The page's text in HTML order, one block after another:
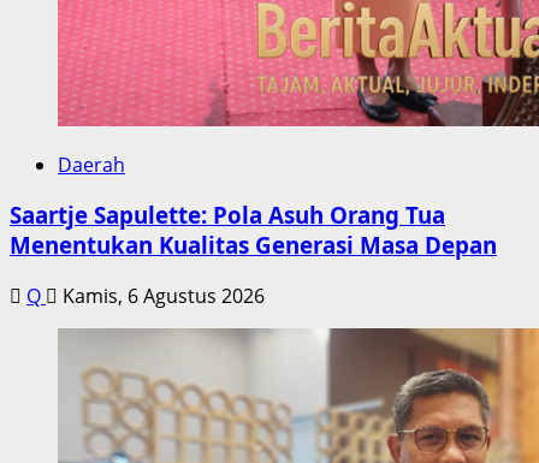
Daerah
Saartje Sapulette: Pola Asuh Orang Tua
Menentukan Kualitas Generasi Masa Depan
Q Kamis, 6 Agustus 2026